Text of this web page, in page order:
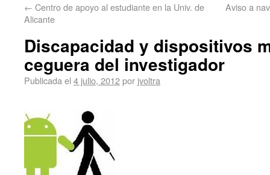
← Centro de apoyo al estudiante en la Univ. de
Alicante
Aviso a
Discapacidad y dispositivos
ceguera del investigador
Publicada el 4 julio, 2012por jvoltra